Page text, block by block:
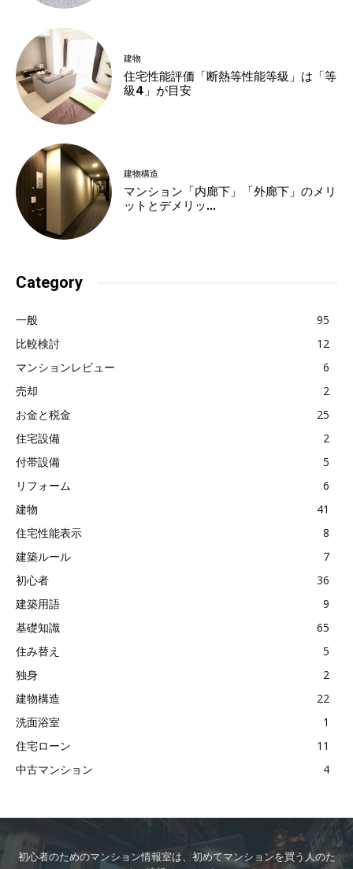
建物
住宅性能評価「断熱等性能等級」は「等
級4」が目安
建物構造
マンション「内廊下」「外廊下」のメリ
ットとデメリッ...
Category
一般
95
比較検討
12
マンションレビュー
6
売却
2
お金と税金
25
住宅設備
2
付帯設備
5
リフォーム
6
建物
41
住宅性能表示
8
建築ルール
7
初心者
36
建築用語
9
基礎知識
65
住み替え
5
独身
2
建物構造
22
洗面浴室
1
住宅ローン
11
中古マンション
4
初心者のためのマンション情報室は、初めてマンションを買う人のた